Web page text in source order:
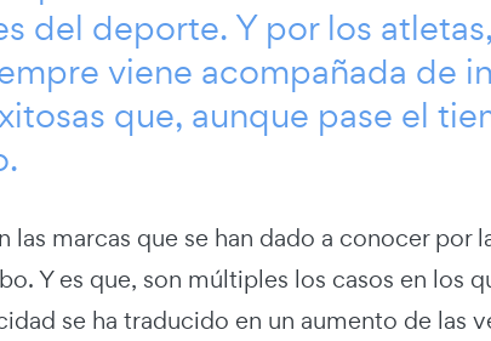
del deporte. Y por los
viene acompañada de
que, aunque pase el
las marcas que se han dado a conocer por
Y es que, son múltiples los casos en los
se ha traducido en un aumento de las